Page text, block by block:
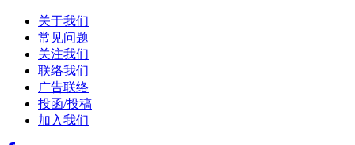
关于我们
常见问题
关注我们
联络我们
广告联络
投函/投稿
加入我们